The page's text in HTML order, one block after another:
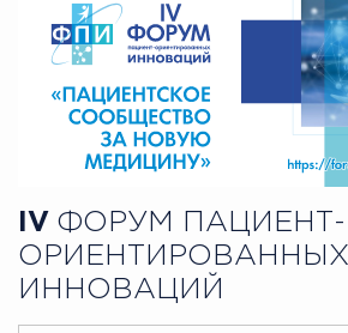
IV ФОРУМ ПАЦИЕНТ-
ОРИЕНТИРОВАННЫХ
ИННОВАЦИЙ